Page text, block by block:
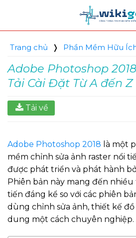
nội
dungTrang chủ ❭ Phần Mềm Hữu
Adobe Photoshop
Tải Cài Đặt Từ A đến Z
Tải về
Adobe Photoshop 2018 là một
mềm chỉnh sửa ảnh raster nổi
được phát triển và phát hành
Phiên bản này mang đến
tiến đáng kể so với các phiên
dùng chỉnh sửa ảnh, thiết kế đồ
dung một cách chuyên nghiệp.